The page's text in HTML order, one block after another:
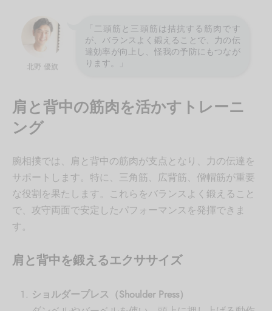
北野 優旗
「二頭筋と三頭筋は拮抗する筋肉です
が、バランスよく鍛えることで、力の伝
達効率が向上し、怪我の予防にもつなが
ります。」
肩と背中の筋肉を活かすトレーニ
ング
腕相撲では、肩と背中の筋肉が支点となり、力の伝達を
サポートします。特に、三角筋、広背筋、僧帽筋が重要
な役割を果たします。これらをバランスよく鍛えること
で、攻守両面で安定したパフォーマンスを発揮できま
す。
肩と背中を鍛えるエクササイズ
ショルダープレス（Shoulder Press）